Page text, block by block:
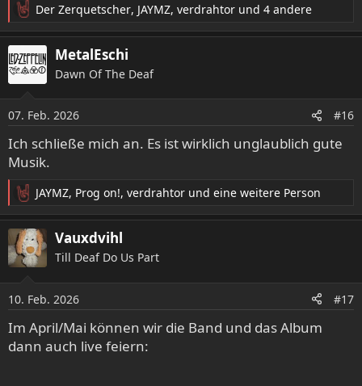
R
e
a
k
t
n
e
n
:
Der Zerquetscher, JAYMZ, verdrahtor und 4 andere
MetalEschi
Dawn Of The Deaf
07. Feb. 2026 #16
Ich schließe mich an. Es ist wirklich unglaublich gute
Musik.
R
e
a
k
t
n
e
n
:
JAYMZ, Prog on!, verdrahtor und eine weitere Person
Vauxdvihl
Till Deaf Do Us Part
10. Feb. 2026 #17
Im April/Mai können wir die Band und das Album
dann auch live feiern: